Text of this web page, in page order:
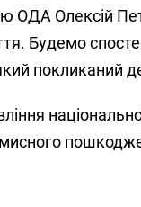
ОДА Олексій
Будемо
покликаний